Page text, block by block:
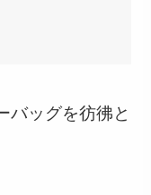
バッグを彷彿と